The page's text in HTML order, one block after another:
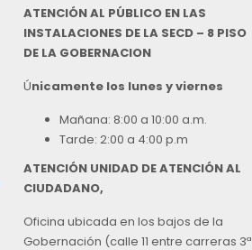
ATENCIÓN AL PÚBLICO EN LAS
INSTALACIONES DE LA SECD – 8 PISO
DE LA GOBERNACION
Únicamente los lunes y viernes
Mañana: 8:00 a 10:00 a.m.
Tarde: 2:00 a 4:00 p.m
ATENCIÓN UNIDAD DE ATENCIÓN AL
CIUDADANO,
Oficina ubicada en los bajos de la
Gobernación (calle 11 entre carreras 3ª